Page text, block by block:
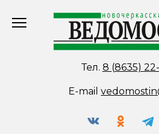
Тел. 8 (8635)
E-mail